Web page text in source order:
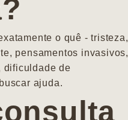
o quê - tristeza,
pensamentos invasivos,
dificuldade de
ajuda.